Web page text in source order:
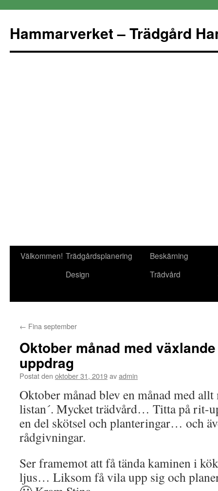
Hammarverket – Trädgård
GåVälkommen! Trädgårdsplanering
Design
Beskärning
Trädvård
← Fina september
Oktober månad med
uppdrag
Postat den oktober 31, 2019avadmin
Oktober månad blev en månad med
listan´. Mycket trädvård… Titta på
en del skötsel och planteringar… och
rådgivningar.
Ser framemot att få tända kaminen i
ljus… Liksom få vila upp sig och